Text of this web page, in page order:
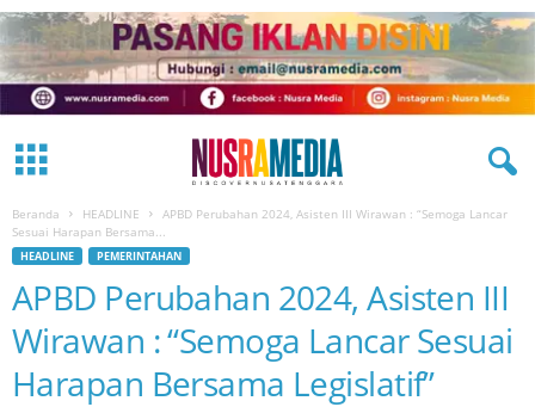
Beranda HEADLINE
APBD Perubahan 2024, Asisten III Wirawan : “Semoga Lancar
Sesuai Harapan Bersama...
HEADLINE PEMERINTAHAN
APBD Perubahan 2024, Asisten III
Wirawan : “Semoga Lancar Sesuai
Harapan Bersama Legislatif”